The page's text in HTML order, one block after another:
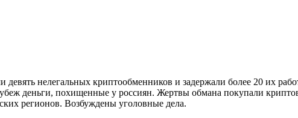
нелегальных криптообменников и задержали более 20 их
деньги, похищенные у россиян. Жертвы обмана покупали
регионов. Возбуждены уголовные дела.